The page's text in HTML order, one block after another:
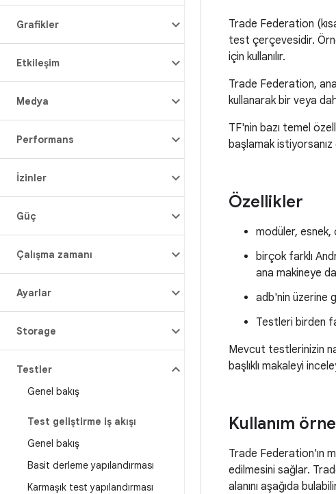
Grafikler
Etkileşim
Medya
Performans
İzinler
Güç
Çalışma zamanı
Ayarlar
Storage
Testler
Genel bakış
Test geliştirme iş akışı
Genel bakış
Basit derleme yapılandırması
Karmaşık test yapılandırması
Trade Federation
test çerçevesidir.
için kullanılır.
Trade Federation,
kullanarak bir veya
TF'nin bazı temel
başlamak
Özellikler
modüler, esnek,
birçok farklı
ana makineye
adb'nin üzerine
Testleri birden
Mevcut testlerinizin
başlıklı makaleyi
Kullanım
Trade Federation'ın
edilmesini sağlar.
alanını aşağıda